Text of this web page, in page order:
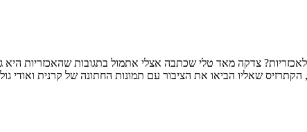
לאכזריות? צדקה מאד טלי שכתבה אצלי אתמול בתגובות שהאכזריות
שאליו הביאו את הציבור עם תמונות החתונה של קרנית ואודי